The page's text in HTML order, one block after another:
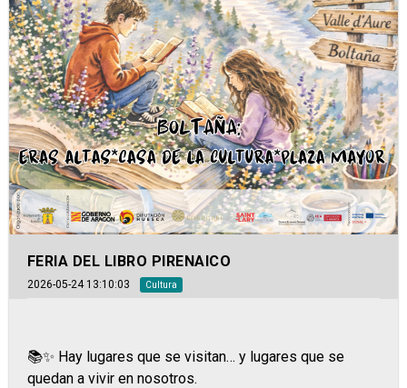
FERIA DEL LIBRO PIRENAICO
2026-05-24 13:10:03 Cultura
📚✨ Hay lugares que se visitan… y lugares que se
quedan a vivir en nosotros.